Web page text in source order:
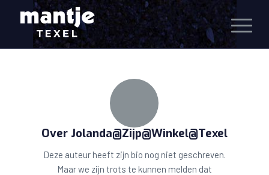
Over Jolanda@Zijp@Winkel@Texel
Deze auteur heeft zijn bio nog niet geschreven.
Maar we zijn trots te kunnen melden dat